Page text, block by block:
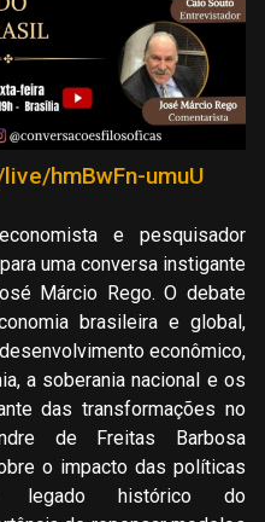
hmBwFn-umuU
e pesquisador
uma conversa instigante
Márcio Rego. O debate
brasileira e global,
econômico,
a soberania nacional e os
das transformações no
de Freitas Barbosa
o impacto das políticas
histórico do